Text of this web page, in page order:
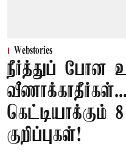
Webstories
நீர்த்துப் போன
குறிப்புகள்!